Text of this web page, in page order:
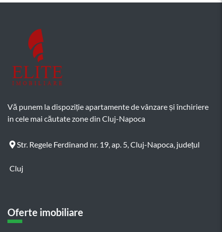
Vă punem la dispoziție apartamente de vânzare și închiriere
in cele mai căutate zone din Cluj-Napoca
Str. Regele Ferdinand nr. 19, ap. 5, Cluj-Napoca, județul
Cluj
Oferte imobiliare